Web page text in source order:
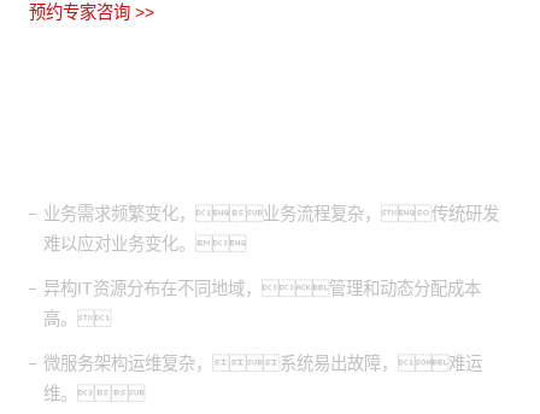
预约专家咨询 >>
业务需求频繁变化，业务流程复杂，传统研发
难以应对业务变化。
异构IT资源分布在不同地域，管理和动态分配成本
高。
微服务架构运维复杂，系统易出故障，难运
维。